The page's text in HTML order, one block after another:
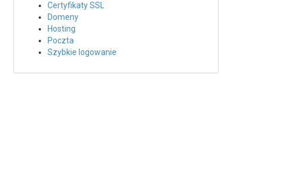
Certyfikaty SSL
Domeny
Hosting
Poczta
Szybkie logowanie